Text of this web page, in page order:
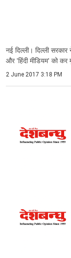
नई दिल्ली। दिल्ली
और 'हिंदी मीडियम' को कर
2 June 2017 3:18 PM